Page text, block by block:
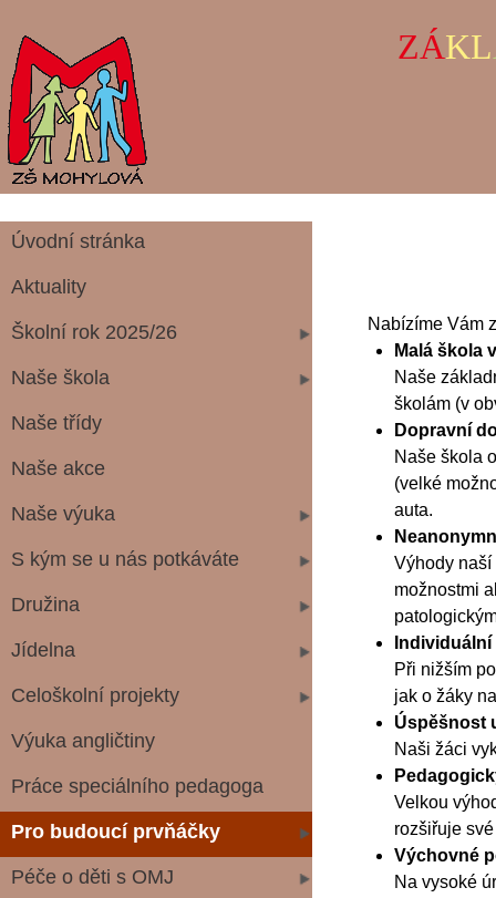
ZÁKL
Úvodní stránka
Aktuality
Školní rok 2025/26
Naše škola
Naše třídy
Naše akce
Naše výuka
S kým se u nás potkáváte
Družina
Jídelna
Celoškolní projekty
Výuka angličtiny
Práce speciálního pedagoga
Pro budoucí prvňáčky
Péče o děti s OMJ
Nabízíme Vám
Malá škola
Naše
školám (v
Dopravní
Naše škola
(velké
auta.
Výhody naší
možnostmi
Při nižším
jak o žáky
Úspěšnost
Naši žáci
Velkou
rozšiřuje
Výchovné
Na vysoké